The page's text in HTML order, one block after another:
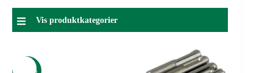
Vis produktkategorier
-40%